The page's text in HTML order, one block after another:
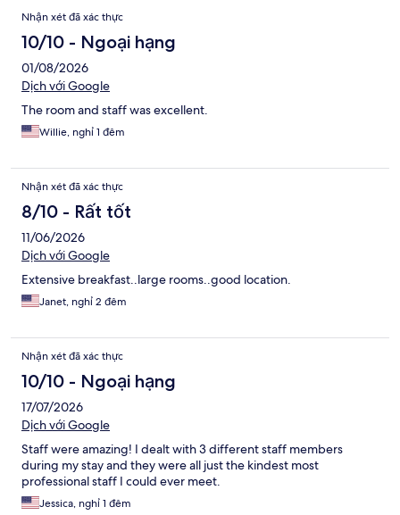
Nhận xét đã xác thực
10/10 - Ngoại hạng
01/08/2026
Dịch với Google
The room and staff was excellent.
Willie, nghỉ 1 đêm
Nhận xét đã xác thực
8/10 - Rất tốt
11/06/2026
Dịch với Google
Extensive breakfast..large rooms..good location.
Janet, nghỉ 2 đêm
Nhận xét đã xác thực
10/10 - Ngoại hạng
17/07/2026
Dịch với Google
Staff were amazing! I dealt with 3 different staff members
during my stay and they were all just the kindest most
professional staff I could ever meet.
Jessica, nghỉ 1 đêm